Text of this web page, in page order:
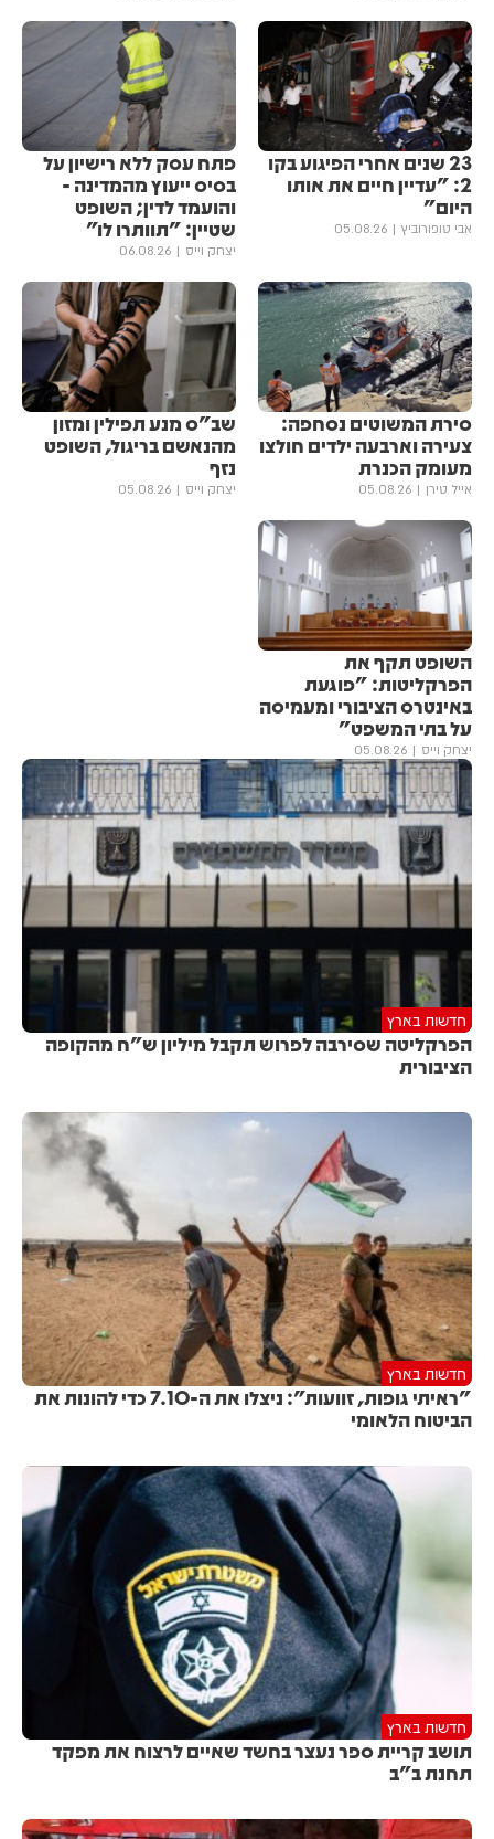
23 שנים אחרי הפיגוע בקו
2: "עדיין חיים את אותו
היום"
אבי טופורוביץ 05.08.26
פתח עסק ללא רישיון על
בסיס ייעוץ מהמדינה -
והועמד לדין; השופט
שטיין: "תוותרו לו"
יצחק וייס 06.08.26
סירת המשוטים נסחפה:
צעירה וארבעה ילדים חולצו
מעומק הכנרת
אייל טירן 05.08.26
שב"ס מנע תפילין ומזון
מהנאשם בריגול, השופט
נזף
יצחק וייס 05.08.26
השופט תקף את
הפרקליטות: "פוגעת
באינטרס הציבורי ומעמיסה
על בתי המשפט"
יצחק וייס 05.08.26
חדשות בארץ
הפרקליטה שסירבה לפרוש תקבל מיליון ש"ח מהקופה
הציבורית
חדשות בארץ
"ראיתי גופות, זוועות": ניצלו את ה-7.10 כדי להונות את
הביטוח הלאומי
חדשות בארץ
תושב קריית ספר נעצר בחשד שאיים לרצוח את מפקד
תחנת ב"ב